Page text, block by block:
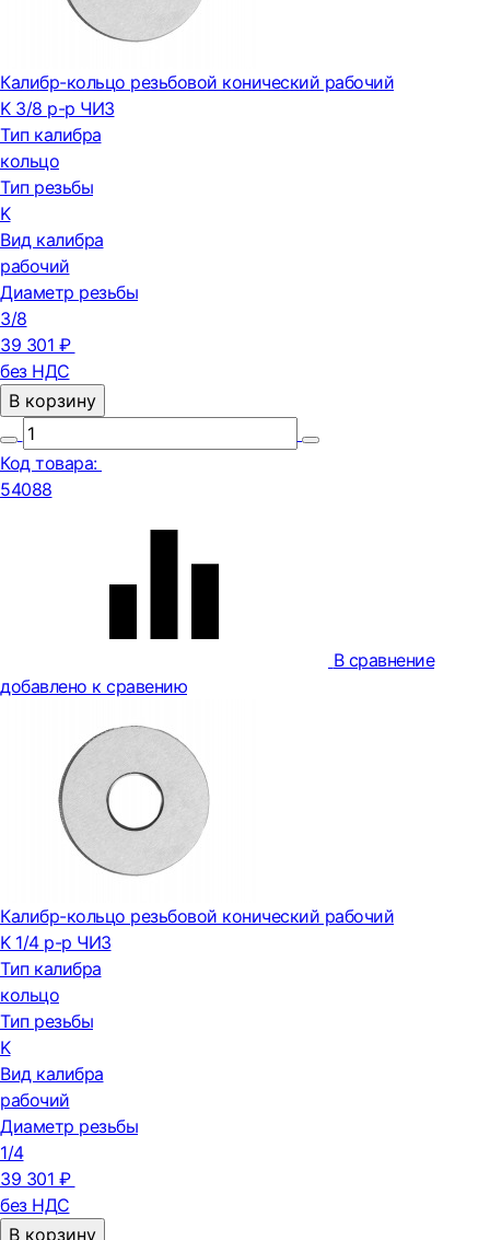
Калибр-кольцо резьбовой конический рабочий
K 3/8 р-р ЧИЗ
Тип калибра
кольцо
Тип резьбы
K
Вид калибра
рабочий
Диаметр резьбы
3/8
39 301 ₽
без НДС
В корзину
Код товара:
54088
В сравнение
добавлено к сравению
Калибр-кольцо резьбовой конический рабочий
K 1/4 р-р ЧИЗ
Тип калибра
кольцо
Тип резьбы
K
Вид калибра
рабочий
Диаметр резьбы
1/4
39 301 ₽
без НДС
В корзину